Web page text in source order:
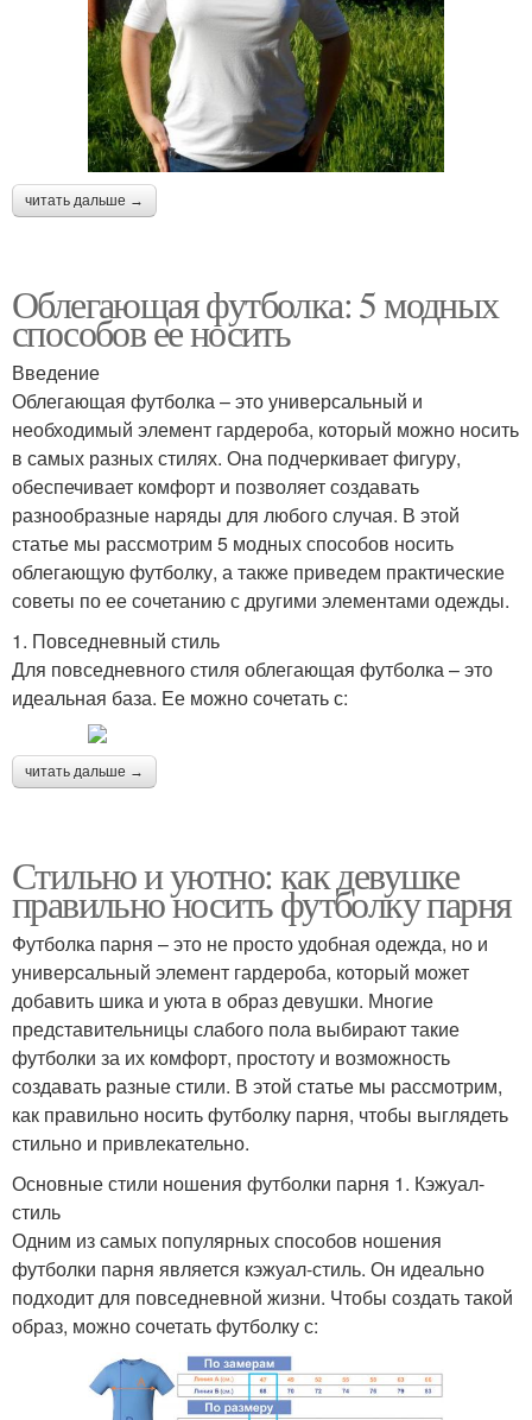
читать дальше →
Облегающая футболка: 5 модных
способов ее носить
Введение
Облегающая футболка – это универсальный и
необходимый элемент гардероба, который можно носить
в самых разных стилях. Она подчеркивает фигуру,
обеспечивает комфорт и позволяет создавать
разнообразные наряды для любого случая. В этой
статье мы рассмотрим 5 модных способов носить
облегающую футболку, а также приведем практические
советы по ее сочетанию с другими элементами одежды.
1. Повседневный стиль
Для повседневного стиля облегающая футболка – это
идеальная база. Ее можно сочетать с:
читать дальше →
Стильно и уютно: как девушке
правильно носить футболку парня
Футболка парня – это не просто удобная одежда, но и
универсальный элемент гардероба, который может
добавить шика и уюта в образ девушки. Многие
представительницы слабого пола выбирают такие
футболки за их комфорт, простоту и возможность
создавать разные стили. В этой статье мы рассмотрим,
как правильно носить футболку парня, чтобы выглядеть
стильно и привлекательно.
Основные стили ношения футболки парня 1. Кэжуал-
стиль
Одним из самых популярных способов ношения
футболки парня является кэжуал-стиль. Он идеально
подходит для повседневной жизни. Чтобы создать такой
образ, можно сочетать футболку с: